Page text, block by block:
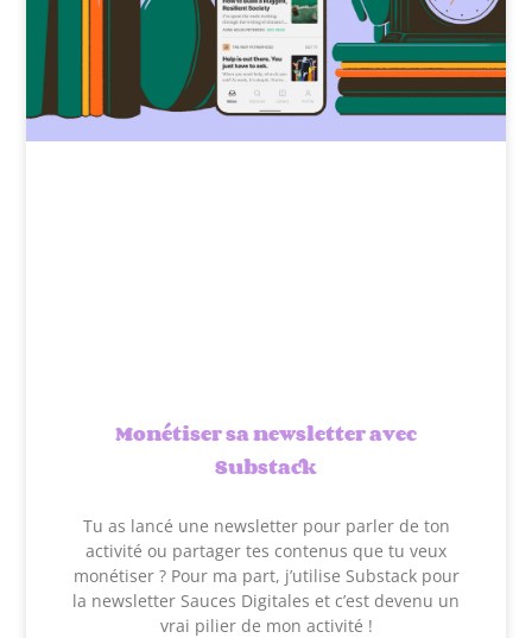
Monétiser sa newsletter avec
Substack
Tu as lancé une newsletter pour parler de ton
activité ou partager tes contenus que tu veux
monétiser ? Pour ma part, j’utilise Substack pour
la newsletter Sauces Digitales et c’est devenu un
vrai pilier de mon activité !